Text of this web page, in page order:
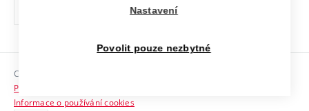
odkaz)
Sociální bezpečí
HR Award
Copyright © 2026 VUT
Prohlášení o přístupnosti
Informace o používání cookies
Nastavení
Povolit pouze nezbytné